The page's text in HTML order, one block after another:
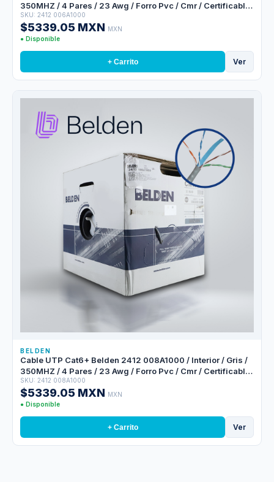
350MHZ / 4 Pares / 23 Awg / Forro Pvc / Cmr / Certificable
/ Bobina En Caja / 1,000 Pies 305 Metros
SKU: 2412 006A1000
$5339.05 MXN MXN
● Disponible
+ Carrito Ver
BELDEN
Cable UTP Cat6+ Belden 2412 008A1000 / Interior / Gris /
350MHZ / 4 Pares / 23 Awg / Forro Pvc / Cmr / Certificable
/ Bobina En Caja / 1,000 Pies 305 Metros
SKU: 2412 008A1000
$5339.05 MXN MXN
● Disponible
+ Carrito Ver